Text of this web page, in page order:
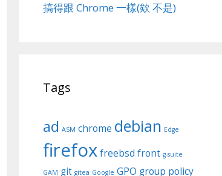
搞得跟 Chrome 一樣(欸 不是)
Tags
ad ASM chrome debian Edge
firefoxfreebsd front g-suite
GAM git gitea Google GPO group policy